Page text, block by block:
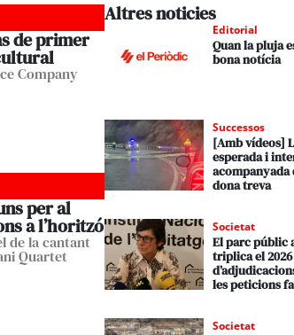
de primer
Company
per al
a l’horitzó
de la cantant
Quartet
Altres noticies
Editorial
Quan la pluja
bona notícia
Successos
[Amb vídeos]
esperada i
acompanyada
dona treva
Societat
El parc públic
triplica el
les peticions
Societat